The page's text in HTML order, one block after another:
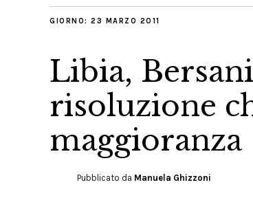
GIORNO: 23 MARZO 2011
Libia,
risoluzione
maggioranza
Pubblicato da Manuela Ghizzoni